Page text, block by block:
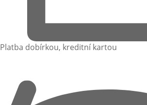
Platba dobírkou, kreditní kartou